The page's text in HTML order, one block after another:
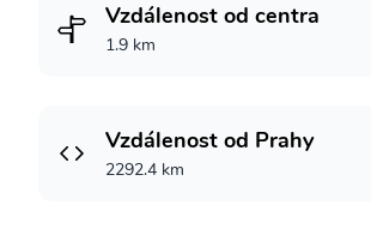
Vzdálenost od centra
1.9 km
Vzdálenost od Prahy
2292.4 km